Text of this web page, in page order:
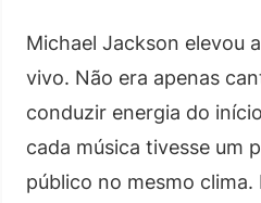
Michael Jackson elevou
vivo. Não era apenas
conduzir energia do
cada música tivesse um
público no mesmo clima.